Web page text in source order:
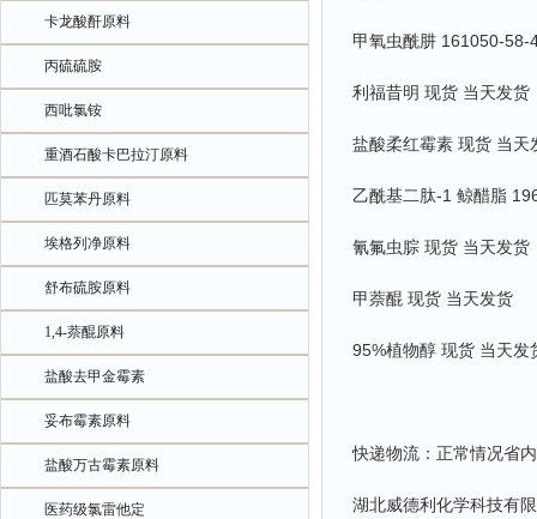
卡龙酸酐原料
丙硫硫胺
西吡氯铵
重酒石酸卡巴拉汀原料
匹莫苯丹原料
埃格列净原料
舒布硫胺原料
1,4-萘醌原料
盐酸去甲金霉素
妥布霉素原料
盐酸万古霉素原料
医药级氯雷他定
甲氧虫酰肼 161050-58-
利福昔明 现货 当天发货
盐酸柔红霉素 现货 当天
乙酰基二肽-1 鲸醋脂
氰氟虫腙 现货 当天发货
甲萘醌 现货 当天发货
95%植物醇 现货 当天发
快递物流：正常情况省
湖北威德利化学科技有